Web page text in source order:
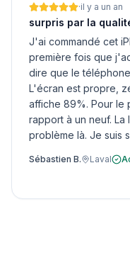
·il y a un an
surpris par la
J'ai commandé cet
première fois que
dire que le
L'écran est propre,
affiche 89%. Pour le
rapport à un neuf. La
problème là. Je suis
Sébastien B. Laval